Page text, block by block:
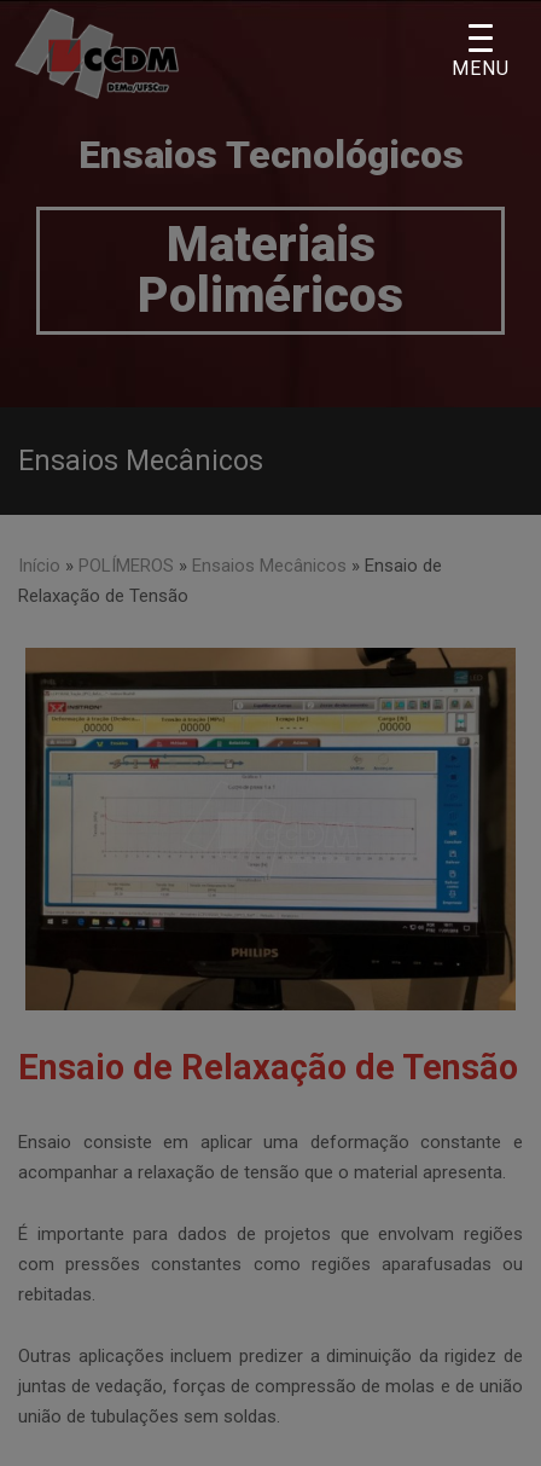
content
Ensaios Tecnológicos
Materiais
Poliméricos
Ensaios Mecânicos
Início » POLÍMEROS » Ensaios Mecânicos » Ensaio de
Relaxação de Tensão
Ensaio de Relaxação de Tensão
Ensaio consiste em aplicar uma deformação constante e
acompanhar a relaxação de tensão que o material apresenta.
É importante para dados de projetos que envolvam regiões
com pressões constantes como regiões aparafusadas ou
rebitadas.
Outras aplicações incluem predizer a diminuição da rigidez de
juntas de vedação, forças de compressão de molas e de união
união de tubulações sem soldas.
MENU